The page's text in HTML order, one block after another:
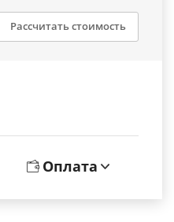
Рассчитать стоимость
Оплата